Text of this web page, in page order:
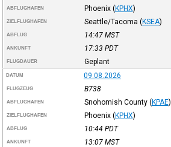
ABFLUGHAFEN Phoenix (KPHX)
ZIELFLUGHAFEN Seattle/Tacoma (KSEA)
ABFLUG 14:47 MST
ANKUNFT 17:33 PDT
FLUGDAUER Geplant
DATUM 09.08.2026
FLUGZEUG B738
ABFLUGHAFEN Snohomish County (KPAE)
ZIELFLUGHAFEN Phoenix (KPHX)
ABFLUG 10:44 PDT
ANKUNFT 13:07 MST